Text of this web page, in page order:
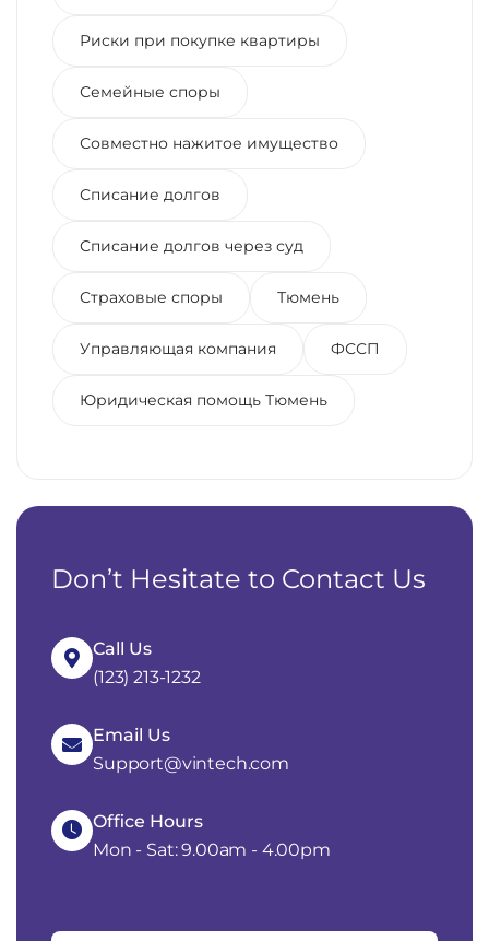
Риски при покупке квартиры
Семейные споры
Совместно нажитое имущество
Списание долгов
Списание долгов через суд
Страховые споры Тюмень
Управляющая компания ФССП
Юридическая помощь Тюмень
Don’t Hesitate to Contact Us
Call Us
(123) 213-1232
Email Us
Support@vintech.com
Office Hours
Mon - Sat: 9.00am - 4.00pm